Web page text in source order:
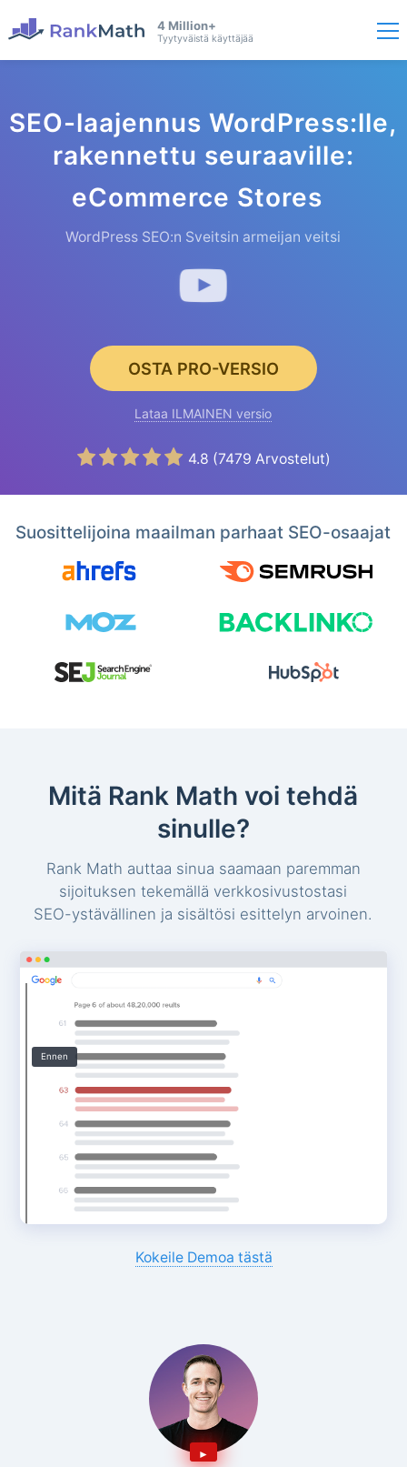
4 Million+
Tyytyväistä käyttäjää
SEO-laajennus WordPress:lle,
rakennettu seuraaville:
eCommerce Stores
WordPress SEO:n Sveitsin armeijan veitsi
OSTA PRO-VERSIO
Lataa ILMAINEN versio
4.8 (7479 Arvostelut)
Suosittelijoina maailman parhaat SEO-osaajat
Mitä Rank Math voi tehdä
sinulle?
Rank Math auttaa sinua saamaan paremman
sijoituksen tekemällä verkkosivustostasi
SEO-ystävällinen ja sisältösi esittelyn arvoinen.
Ennen
Kokeile Demoa tästä